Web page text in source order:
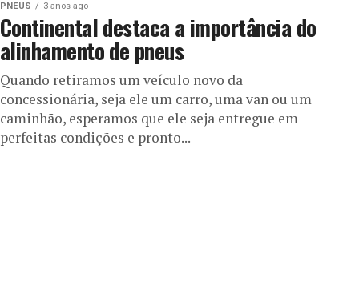
PNEUS 3 anos ago
Continental destaca a importância do
alinhamento de pneus
Quando retiramos um veículo novo da
concessionária, seja ele um carro, uma van ou um
caminhão, esperamos que ele seja entregue em
perfeitas condições e pronto...